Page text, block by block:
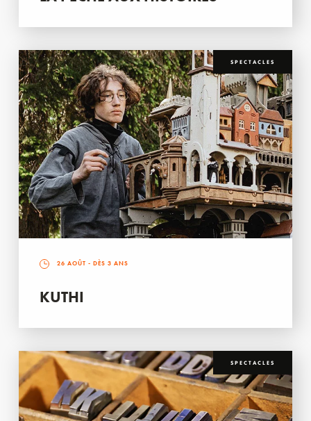
SPECTACLES
26 AOÛT - DÈS 3 ANS
KUTHI
SPECTACLES